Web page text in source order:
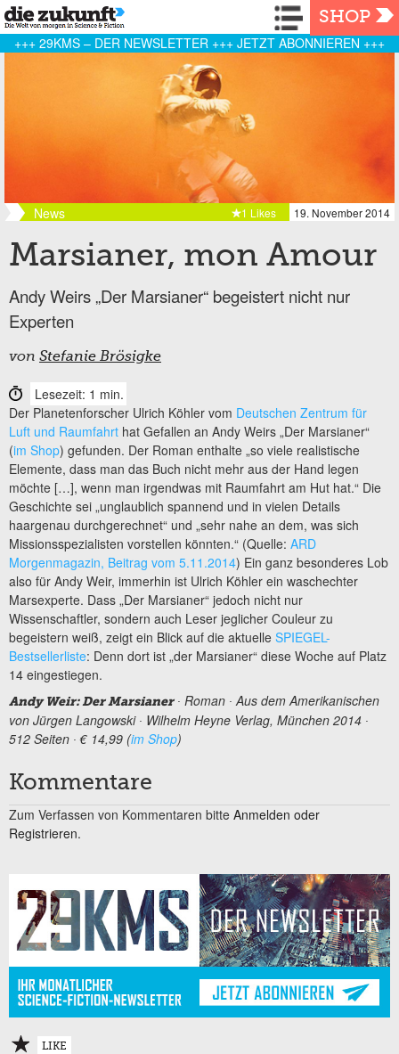
Navigation
SHOP
+++ 29KMS – DER NEWSLETTER +++ JETZT ABONNIEREN +++
News 19. November 2014
1 Likes
Marsianer, mon Amour
Andy Weirs „Der Marsianer“ begeistert nicht nur
Experten
von Stefanie Brösigke
Lesezeit: 1 min.
Der Planetenforscher Ulrich Köhler vom Deutschen Zentrum für
Luft und Raumfahrt hat Gefallen an Andy Weirs „Der Marsianer“
(im Shop) gefunden. Der Roman enthalte „so viele realistische
Elemente, dass man das Buch nicht mehr aus der Hand legen
möchte […], wenn man irgendwas mit Raumfahrt am Hut hat.“ Die
Geschichte sei „unglaublich spannend und in vielen Details
haargenau durchgerechnet“ und „sehr nahe an dem, was sich
Missionsspezialisten vorstellen könnten.“ (Quelle: ARD
Morgenmagazin, Beitrag vom 5.11.2014) Ein ganz besonderes Lob
also für Andy Weir, immerhin ist Ulrich Köhler ein waschechter
Marsexperte. Dass „Der Marsianer“ jedoch nicht nur
Wissenschaftler, sondern auch Leser jeglicher Couleur zu
begeistern weiß, zeigt ein Blick auf die aktuelle SPIEGEL-
Bestsellerliste: Denn dort ist „der Marsianer“ diese Woche auf Platz
14 eingestiegen.
Andy Weir: Der Marsianer∙ Roman ∙ Aus dem Amerikanischen
von Jürgen Langowski ∙ Wilhelm Heyne Verlag, München 2014 ∙
512 Seiten ∙ € 14,99 (im Shop)
Kommentare
Zum Verfassen von Kommentaren bitte Anmelden oder
Registrieren.
LIKE